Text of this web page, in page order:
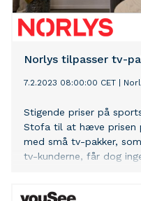
Norlys tilpasser tv-
7.2.2023 08:00:00 CET
Stigende priser på
Stofa til at hæve prisen
med små tv-pakker,
tv-kunderne, får dog